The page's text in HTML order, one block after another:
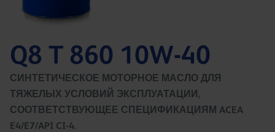
Q8 T 860 10W-40
СИНТЕТИЧЕСКОЕ МОТОРНОЕ МАСЛО ДЛЯ
ТЯЖЕЛЫХ УСЛОВИЙ ЭКСПЛУАТАЦИИ,
СООТВЕТСТВУЮЩЕЕ СПЕЦИФИКАЦИЯМ ACEA
E4/E7/API CI-4.